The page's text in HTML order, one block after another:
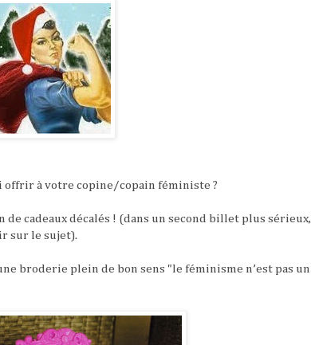
offrir à votre copine/copain féministe ?
de cadeaux décalés ! (dans un second billet plus sérieux,
sur le sujet).
broderie plein de bon sens "le féminisme n’est pas un